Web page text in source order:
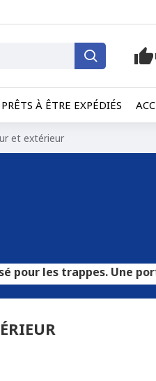
À ÊTRE EXPÉDIÉS
et extérieur
Une porte en